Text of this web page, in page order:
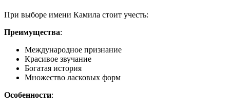
При выборе имени Камила стоит учесть:
Преимущества:
Международное признание
Красивое звучание
Богатая история
Множество ласковых форм
Особенности: